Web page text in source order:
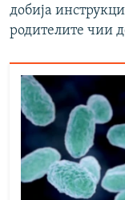
добија
родителите чии